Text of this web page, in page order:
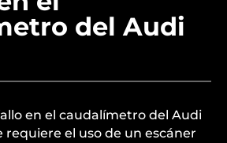
del Audi
en el caudalímetro del Audi
el uso de un escáner